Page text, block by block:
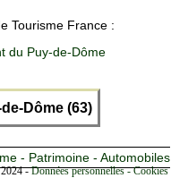
Tourisme France :
du Puy-de-Dôme
Dôme (63)
- Patrimoine - Automobiles
2024 -Données personnelles -